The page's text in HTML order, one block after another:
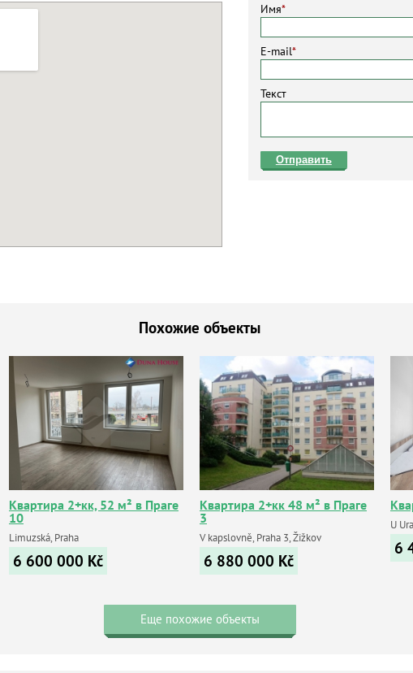
Имя*
E-mail*
Текст
Отправить
Похожие объекты
Квартира 2+кк, 52 м² в Праге
10
Limuzská, Praha
6 600 000 Kč
Квартира 2+кк 48 м² в Праге
3
V kapslovně, Praha 3, Žižkov
6 880 000 Kč
U
6
Еще похожие объекты